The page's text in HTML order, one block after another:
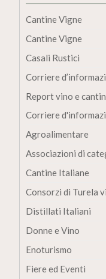
Cantine Vigne
Cantine Vigne
Casali Rustici
Corriere
Report vino e
Corriere
Agroalimentare
Associazioni di
Cantine Italiane
Consorzi di Turela
Distillati Italiani
Donne e Vino
Enoturismo
Fiere ed Eventi